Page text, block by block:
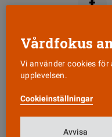
Vårdfokus
Vi använder cookies
upplevelsen.
Cookieinställningar
Avvisa